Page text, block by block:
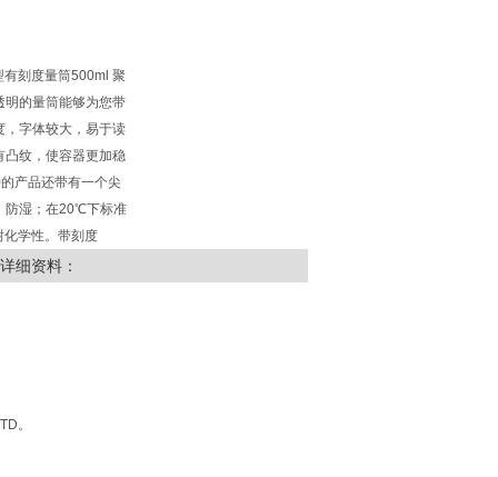
刻度量筒500ml 聚
的量筒能够为您带
，字体较大，易于读
凸纹，使容器更加稳
产品还带有一个尖
防湿；在20℃下标准
化学性。带刻度
细资料：
。